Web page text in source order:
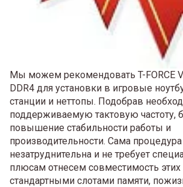
Мы можем рекомендовать T-FORCE
DDR4 для установки в игровые
станции и неттопы. Подобрав
поддерживаемую тактовую частоту,
повышение стабильности работы и
производительности. Сама
незатруднительна и не требует
плюсам отнесем совместимость этих
стандартными слотами памяти,